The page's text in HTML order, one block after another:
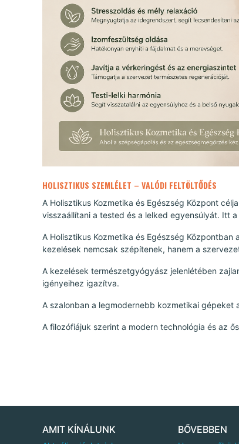
HOLISZTIKUS SZEMLÉLET – VALÓDI FELTÖLTŐDÉS
A Holisztikus Kozmetika és Egészség Központ
visszaállítani a tested és a lelked egyensúlyát. Itt
A Holisztikus Kozmetika és Egészség
kezelések nemcsak szépítenek, hanem a
A kezelések természetgyógyász jelenlétében
igényeihez igazítva.
A szalonban a legmodernebb kozmetikai
A filozófiájuk szerint a modern technológia és az
AMIT KÍNÁLUNK BŐVEBBEN